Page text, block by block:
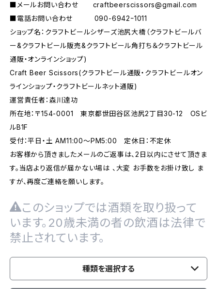
■メールお問い合わせ craftbeerscissors@gmail.com
■電話お問い合わせ 090-6942ｰ1011
ショップ名：クラフトビールシザーズ池尻大橋（クラフトビールバ
ー&クラフトビール販売&クラフトビール角打ち＆クラフトビール
通販・オンラインショップ)
Craft Beer Scissors(クラフトビール通販・クラフトビールオン
ラインショップ・クラフトビールネット通販)
運営責任者：森川達功
所在地：〒154-0001 東京都世田谷区池尻2丁目30-12 OSビ
ルB1F
受付：平日・土 AM11:00～PM5:00 定休日：不定休
お客様から頂きましたメールのご返事は、2日以内にさせて頂きま
す。当店より返信が届かない場は 、大変 お手数をお掛け致し ま
すが、再度ご連絡を願いします。
このショップでは酒類を取り扱って
います。20歳未満の者の飲酒は法律で
禁止されています。
種類を選択する